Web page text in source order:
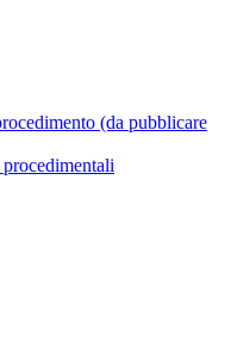
(da pubblicare